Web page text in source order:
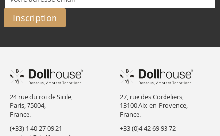
Inscription
24 rue du roi de Sicile,
Paris, 75004,
France.
(+33) 1 40 27 09 21
27, rue des Cordeliers,
13100 Aix-en-Provence,
France.
+33 (0)4 42 69 93 72